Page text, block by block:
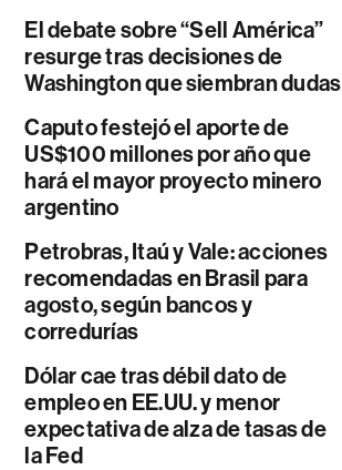
El debate sobre “Sell América”
resurge tras decisiones de
Washington que siembran dudas
Caputo festejó el aporte de
US$100 millones por año que
hará el mayor proyecto minero
argentino
Petrobras, Itaú y Vale: acciones
recomendadas en Brasil para
agosto, según bancos y
corredurías
Dólar cae tras débil dato de
empleo en EE.UU. y menor
expectativa de alza de tasas de
la Fed